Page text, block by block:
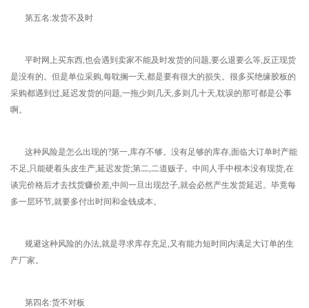
第五名:发货不及时
平时网上买东西,也会遇到卖家不能及时发货的问题,要么退要么等,反正现货
是没有的。但是单位采购,每耽搁一天,都是要有很大的损失。很多买绝缘胶板的
采购都遇到过,延迟发货的问题,一拖少则几天,多则几十天,耽误的那可都是公事
啊。
这种风险是怎么出现的?第一,库存不够。没有足够的库存,面临大订单时产能
不足,只能硬着头皮生产,延迟发货;第二,二道贩子。中间人手中根本没有现货,在
谈完价格后才去找货赚价差,中间一旦出现岔子,就会必然产生发货延迟。毕竟每
多一层环节,就要多付出时间和金钱成本。
规避这种风险的办法,就是寻求库存充足,又有能力短时间内满足大订单的生
产厂家。
第四名:货不对板